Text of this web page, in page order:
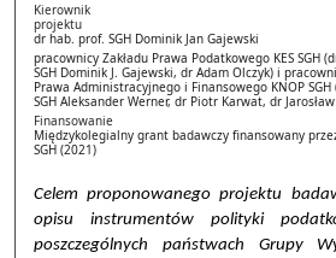
Kierownik
projektu
dr hab. prof. SGH Dominik Jan Gajewski
pracownicy Zakładu Prawa Podatkowego KES SGH
SGH Dominik J. Gajewski, dr Adam Olczyk) i
Prawa Administracyjnego i Finansowego KNOP
SGH Aleksander Werner, dr Piotr Karwat, dr
Finansowanie
Międzykolegialny grant badawczy finansowany
SGH (2021)
Celem proponowanego projektu
opisu instrumentów polityki
poszczególnych państwach Grupy